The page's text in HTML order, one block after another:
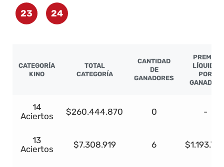
23 24
CATEGORÍA
KINO
TOTAL
CATEGORÍA
CANTIDAD
DE
GANADORES
PREMIO
LÍQUIDO
POR
GANADOR
14
Aciertos
$260.444.870 0 -
13
Aciertos
$7.308.919 6